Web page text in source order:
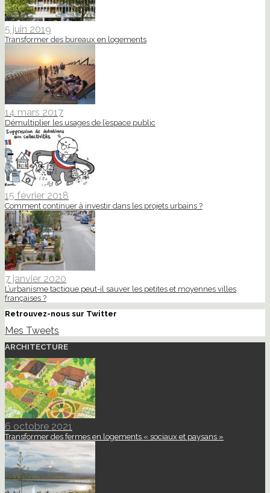
5 juin 2019
Transformer des bureaux en logements
14 mars 2017
Démultiplier les usages de l’espace public
15 février 2018
Comment continuer à investir dans les projets urbains ?
7 janvier 2020
L’urbanisme tactique peut-il sauver les petites et moyennes villes
françaises ?
Retrouvez-nous sur Twitter
Mes Tweets
ARCHITECTURE
6 octobre 2021
Transformer des fermes en logements « sociaux et paysans »